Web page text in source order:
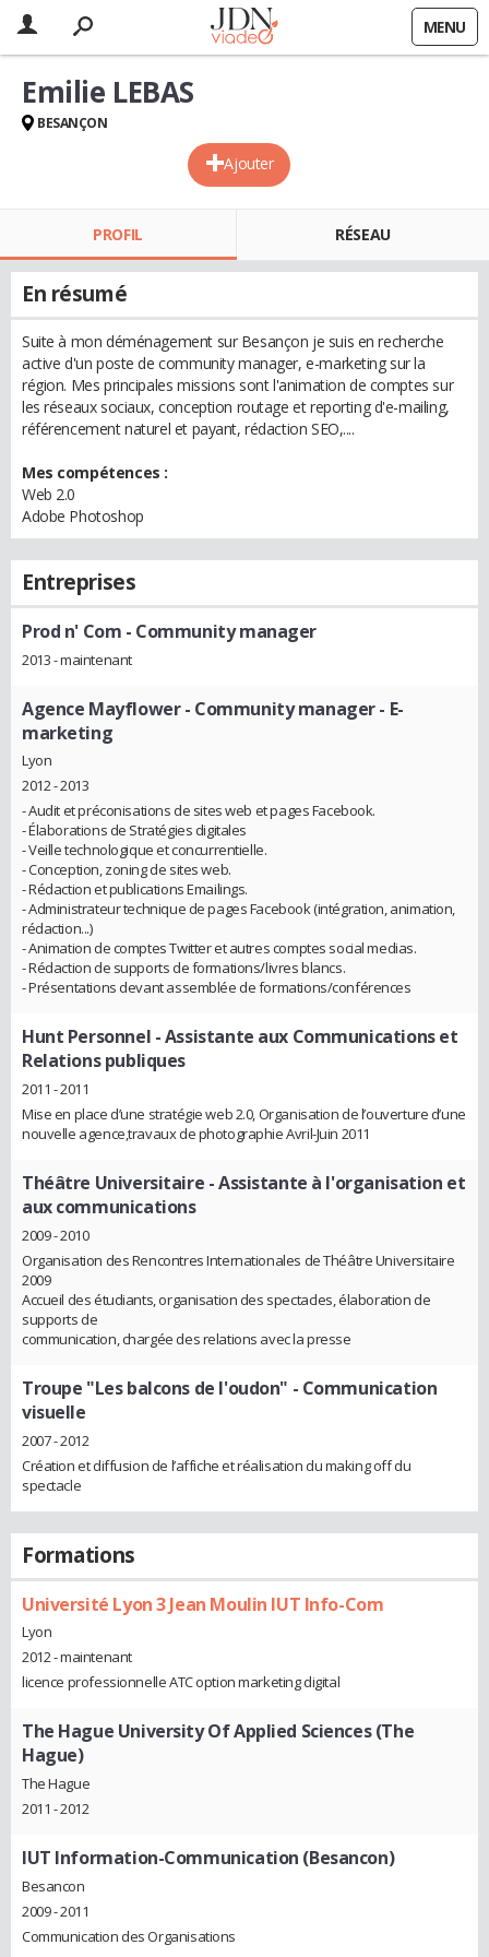
MENU
Ajouter
Emilie LEBAS
BESANÇON
PROFIL RÉSEAU
En résumé
Suite à mon déménagement sur Besançon je suis en recherche
active d'un poste de community manager, e-marketing sur la
région. Mes principales missions sont l'animation de comptes sur
les réseaux sociaux, conception routage et reporting d'e-mailing,
référencement naturel et payant, rédaction SEO,....
Mes compétences :
Web 2.0
Adobe Photoshop
Entreprises
Prod n' Com - Community manager
2013 - maintenant
Agence Mayflower- Community manager - E-
marketing
Lyon
2012 - 2013
- Audit et préconisations de sites web et pages Facebook.
- Élaborations de Stratégies digitales
- Veille technologique et concurrentielle.
- Conception, zoning de sites web.
- Rédaction et publications Emailings.
- Administrateur technique de pages Facebook (intégration, animation,
rédaction...)
- Animation de comptes Twitter et autres comptes social medias.
- Rédaction de supports de formations/livres blancs.
- Présentations devant assemblée de formations/conférences
Hunt Personnel - Assistante aux Communications et
Relations publiques
2011 - 2011
Mise en place d’une stratégie web 2.0, Organisation de l’ouverture d’une
nouvelle agence,travaux de photographie Avril-Juin 2011
Théâtre Universitaire - Assistante à l'organisation et
aux communications
2009 - 2010
Organisation des Rencontres Internationales de Théâtre Universitaire
2009
Accueil des étudiants, organisation des spectacles, élaboration de
supports de
communication, chargée des relations avec la presse
Troupe "Les balcons de l'oudon" - Communication
visuelle
2007 - 2012
Création et diffusion de l’affiche et réalisation du making off du
spectacle
Formations
Université Lyon 3 Jean Moulin IUT Info-Com
Lyon
2012 - maintenant
licence professionnelle ATC option marketing digital
The Hague University Of Applied Sciences (The
Hague)
The Hague
2011 - 2012
IUT Information-Communication (Besancon)
Besancon
2009 - 2011
Communication des Organisations